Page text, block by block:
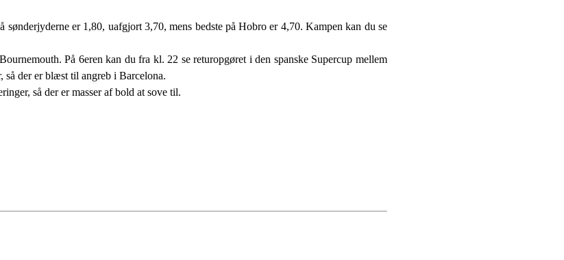
er 1,80, uafgjort 3,70, mens bedste på Hobro er 4,70. Kampen kan du se
På 6eren kan du fra kl. 22 se returopgøret i den spanske Supercup mellem
så der er blæst til angreb i Barcelona.
så der er masser af bold at sove til.